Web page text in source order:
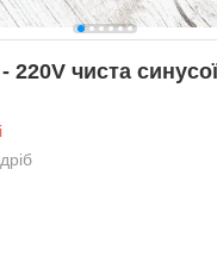
220V чиста